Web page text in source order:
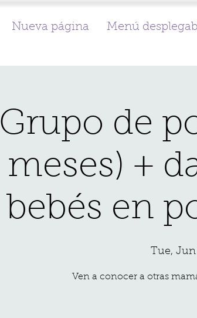
Nueva página Menú
Grupo de
meses) +
bebés en
Tue,
Ven a conocer a otras